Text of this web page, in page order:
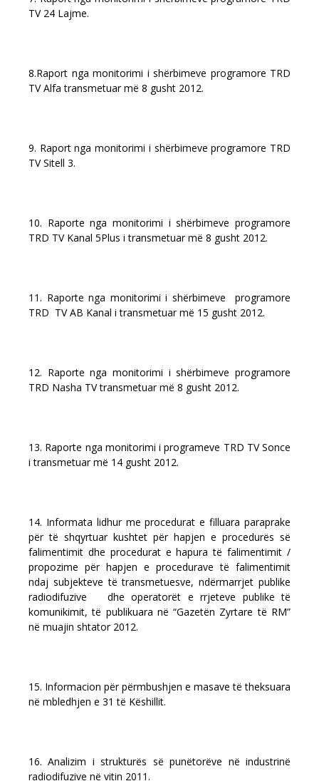
TV 24 Lajme.
8.Raport nga monitorimi i shërbimeve programore TRD
TV Alfa transmetuar më 8 gusht 2012.
9. Raport nga monitorimi i shërbimeve programore TRD
TV Sitell 3.
10. Raporte nga monitorimi i shërbimeve programore
TRD TV Kanal 5Plus i transmetuar më 8 gusht 2012.
11. Raporte nga monitorimi i shërbimeve programore
TRD TV AB Kanal i transmetuar më 15 gusht 2012.
12. Raporte nga monitorimi i shërbimeve programore
TRD Nasha TV transmetuar më 8 gusht 2012.
13. Raporte nga monitorimi i programeve TRD TV Sonce
i transmetuar më 14 gusht 2012.
14. Informata lidhur me procedurat e filluara paraprake
për të shqyrtuar kushtet për hapjen e procedurës së
falimentimit dhe procedurat e hapura të falimentimit /
propozime për hapjen e procedurave të falimentimit
ndaj subjekteve të transmetuesve, ndërmarrjet publike
radiodifuzive dhe operatorët e rrjeteve publike të
komunikimit, të publikuara në “Gazetën Zyrtare të RM”
në muajin shtator 2012.
15. Informacion për përmbushjen e masave të theksuara
në mbledhjen e 31 të Këshillit.
16. Analizim i strukturës së punëtorëve në industrinë
radiodifuzive në vitin 2011.